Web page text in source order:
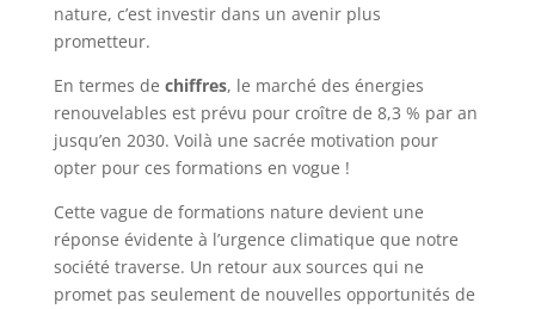
nature, c’est investir dans un avenir plus
prometteur.
En termes de chiffres, le marché des énergies
renouvelables est prévu pour croître de 8,3 % par an
jusqu’en 2030. Voilà une sacrée motivation pour
opter pour ces formations en vogue !
Cette vague de formations nature devient une
réponse évidente à l’urgence climatique que notre
société traverse. Un retour aux sources qui ne
promet pas seulement de nouvelles opportunités de